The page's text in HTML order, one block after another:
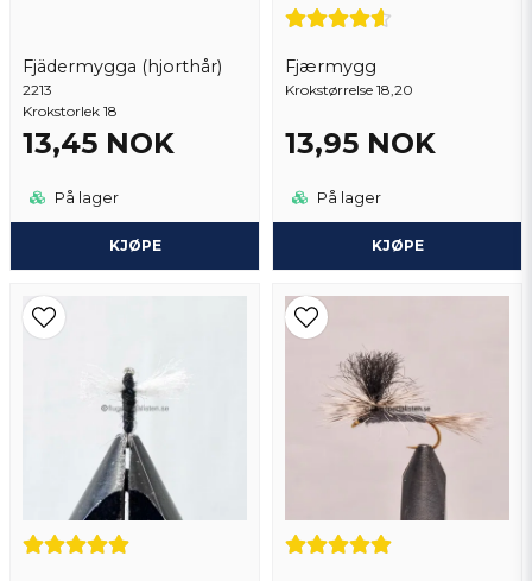
Fjädermygga (hjorthår)
2213
Krokstorlek 18
13,45 NOK
På lager
KJØPE
Fjærmygg
Krokstørrelse 18,20
13,95 NOK
På lager
KJØPE
Send spørsmål